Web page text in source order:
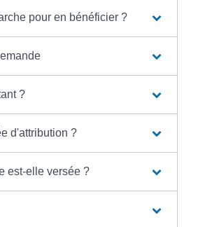
pour en bénéficier ?
?
d'attribution ?
est-elle versée ?